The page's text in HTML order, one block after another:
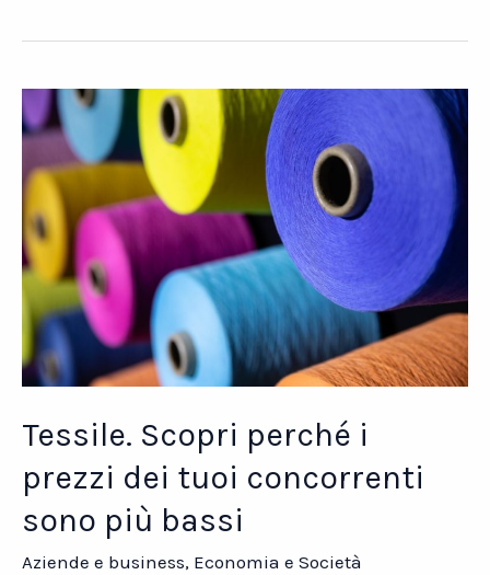
–
Fulgor
Milano
Tessile. Scopri perché i
prezzi dei tuoi concorrenti
sono più bassi
Aziende e business, Economia e Società